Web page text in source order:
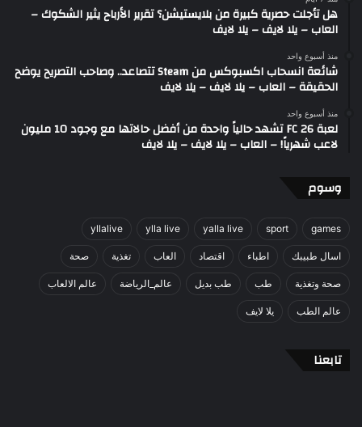
هل تأجلت حصرية كبيرة من بلايستيشن؟ تقرير الأرباح يثير الشكوك –
العاب – يلا لايف – يلا لايف
منذ أسبوع واحد
شائعة انسحاب اكسبوكس من Steam تتصاعد.. وصاحب التصريح يوضح
الحقيقة – العاب – يلا لايف – يلا لايف
منذ أسبوع واحد
لعبة FC 26 تشهد حالياً واحدة من أفضل حالاتها مع وجود 10 مليون
لاعب شهرياً! – العاب – يلا لايف – يلا لايف
وسوم
games
sport
yalla live
ylla live
yllalive
اسال طبيبك اطباء اقتصاد العاب تغذية صحة
صحة وتغذية طب طب بديل عالم_الرياضة عالم الالعاب
عالم الطب يلا لايف
تابعنا